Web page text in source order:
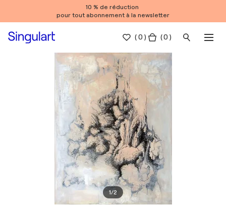
10 % de réduction
pour tout abonnement à la newsletter
(0 ) ( 0 )
1/2